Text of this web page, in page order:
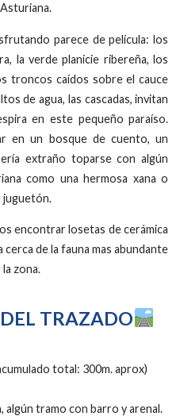
parece de película: los
la verde planicie ribereña, los
troncos caídos sobre el cauce
de agua, las cascadas, invitan
en este pequeño paraíso.
en un bosque de cuento, un
extraño toparse con algún
como una hermosa xana o
juguetón.
encontrar losetas de cerámica
de la fauna mas abundante
zona.
TRAZADO
total: 300m. aprox)
tramo con barro y arenal.